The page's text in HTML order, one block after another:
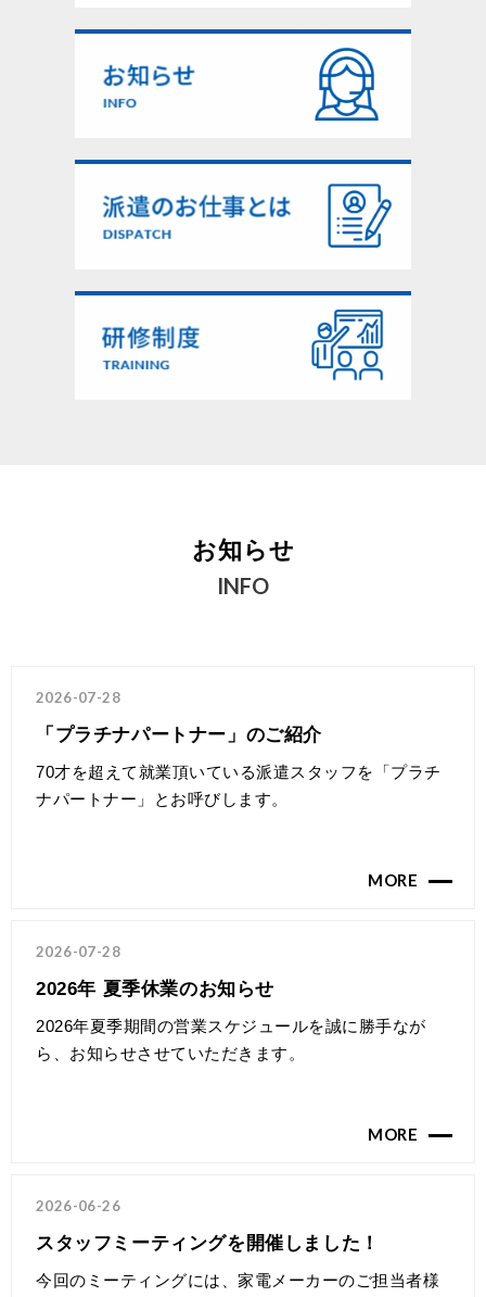
お知らせ
INFO
2026-07-28
「プラチナパートナー」のご紹介
70才を超えて就業頂いている派遣スタッフを「プラチ
ナパートナー」とお呼びします。
MORE
2026-07-28
2026年 夏季休業のお知らせ
2026年夏季期間の営業スケジュールを誠に勝手なが
ら、お知らせさせていただきます。
MORE
2026-06-26
スタッフミーティングを開催しました！
今回のミーティングには、家電メーカーのご担当者様